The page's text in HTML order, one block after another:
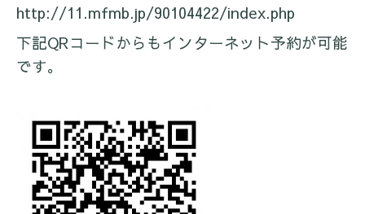
http://11.mfmb.jp/90104422/index.php
下記QRコードからもインターネット予約が可能
です。